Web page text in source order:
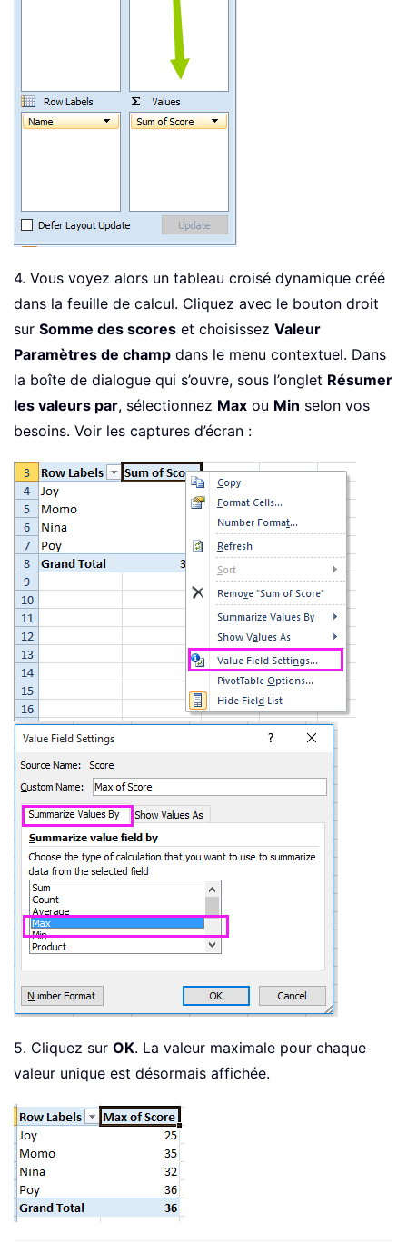
4. Vous voyez alors un tableau croisé dynamique créé
dans la feuille de calcul. Cliquez avec le bouton droit
sur Somme des scores et choisissez Valeur
Paramètres de champ dans le menu contextuel. Dans
la boîte de dialogue qui s’ouvre, sous l’onglet Résumer
les valeurs par, sélectionnez Max ou Min selon vos
besoins. Voir les captures d’écran :
5. Cliquez sur OK. La valeur maximale pour chaque
valeur unique est désormais affichée.